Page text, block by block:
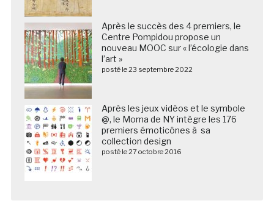
Après le succès des 4 premiers, le
Centre Pompidou propose un
nouveau MOOC sur « l’écologie dans
l’art »
posté le 23 septembre 2022
Après les jeux vidéos et le symbole
@, le Moma de NY intègre les 176
premiers émoticônes à sa
collection design
posté le 27 octobre 2016